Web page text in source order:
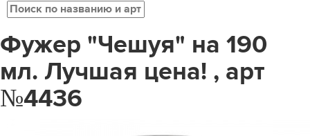
Фужер "Чешуя" на 190
мл. Лучшая цена! , арт
№4436